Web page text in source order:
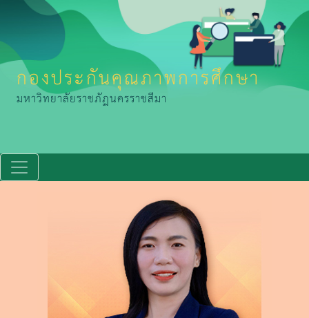
กองประกันคุณภาพการศึกษา
มหาวิทยาลัยราชภัฏนครราชสีมา